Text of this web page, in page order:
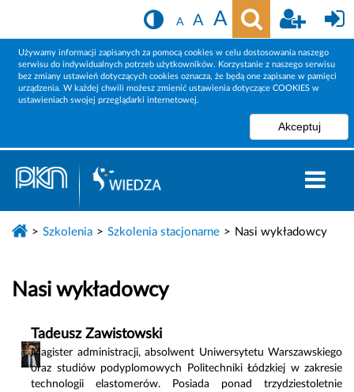
A
A
A
Używamy informacji zapisanych za pomocą cookies w celu dostosowania naszego
serwisu do indywidualnych potrzeb użytkowników. Korzystanie z naszego serwisu
bez zmiany ustawień dotyczących cookies oznacza, że będą one zapisane w pamięci
urządzenia. W każdej chwili możesz zmienić ustawienia dotyczące COOKIES w
ustawieniach swojej przeglądarki internetowej.
Szkolenia Szkolenia stacjonarne Nasi wykładowcy
Nasi wykładowcy
Tadeusz Zawistowski
Magister administracji, absolwent Uniwersytetu Warszawskiego
oraz studiów podyplomowych Politechniki Łódzkiej w zakresie
technologii elastomerów. Posiada ponad trzydziestoletnie